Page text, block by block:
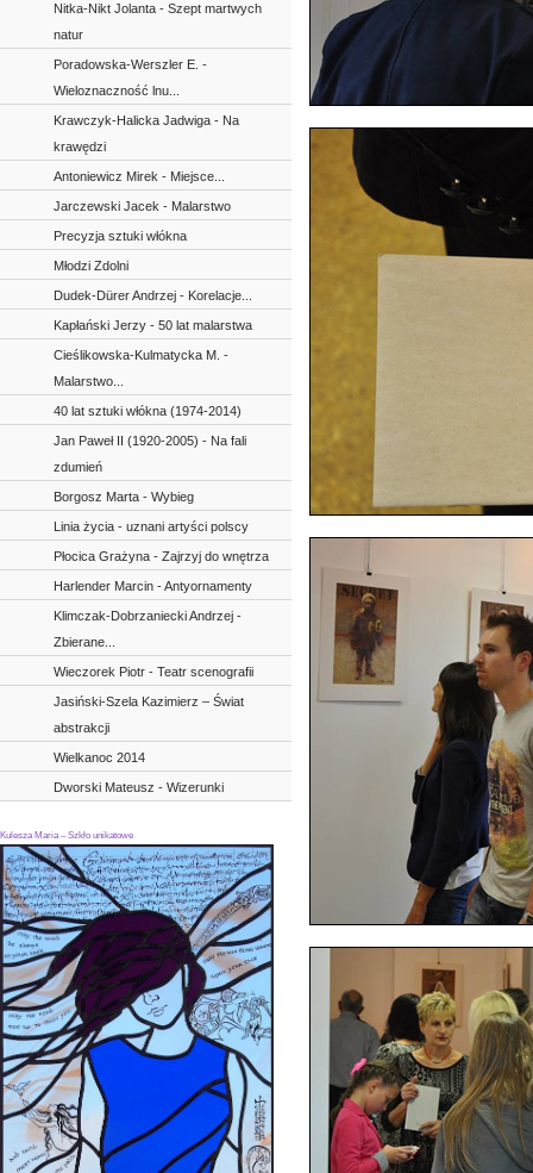
Nitka-Nikt Jolanta - Szept martwych
natur
Poradowska-Werszler E. -
Wieloznaczność lnu...
Krawczyk-Halicka Jadwiga - Na
krawędzi
Antoniewicz Mirek - Miejsce...
Jarczewski Jacek - Malarstwo
Precyzja sztuki włókna
Młodzi Zdolni
Dudek-Dürer Andrzej - Korelacje...
Kapłański Jerzy - 50 lat malarstwa
Cieślikowska-Kulmatycka M. -
Malarstwo...
40 lat sztuki włókna (1974-2014)
Jan Paweł II (1920-2005) - Na fali
zdumień
Borgosz Marta - Wybieg
Linia życia - uznani artyści polscy
Płocica Grażyna - Zajrzyj do wnętrza
Harlender Marcin - Antyornamenty
Klimczak-Dobrzaniecki Andrzej -
Zbierane...
Wieczorek Piotr - Teatr scenografii
Jasiński-Szela Kazimierz – Świat
abstrakcji
Wielkanoc 2014
Dworski Mateusz - Wizerunki
Kulesza Maria – Szkło unikatowe